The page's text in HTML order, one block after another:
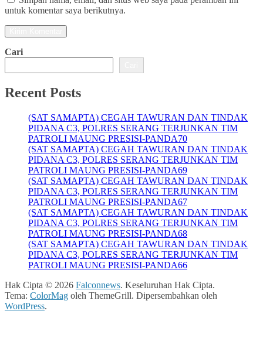
untuk komentar saya berikutnya.
Cari
Recent Posts
(SAT SAMAPTA) CEGAH TAWURAN DAN TINDAK
PIDANA C3, POLRES SERANG TERJUNKAN TIM
PATROLI MAUNG PRESISI-PANDA70
(SAT SAMAPTA) CEGAH TAWURAN DAN TINDAK
PIDANA C3, POLRES SERANG TERJUNKAN TIM
PATROLI MAUNG PRESISI-PANDA69
(SAT SAMAPTA) CEGAH TAWURAN DAN TINDAK
PIDANA C3, POLRES SERANG TERJUNKAN TIM
PATROLI MAUNG PRESISI-PANDA67
(SAT SAMAPTA) CEGAH TAWURAN DAN TINDAK
PIDANA C3, POLRES SERANG TERJUNKAN TIM
PATROLI MAUNG PRESISI-PANDA68
(SAT SAMAPTA) CEGAH TAWURAN DAN TINDAK
PIDANA C3, POLRES SERANG TERJUNKAN TIM
PATROLI MAUNG PRESISI-PANDA66
Hak Cipta © 2026 Falconnews. Keseluruhan Hak Cipta.
Tema: ColorMag oleh ThemeGrill. Dipersembahkan oleh
WordPress.